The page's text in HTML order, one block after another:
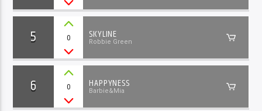
5 0 SKYLINE
Robbie Green
6 0 HAPPYNESS
Barbie&Mia